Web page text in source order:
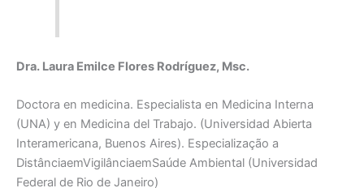
Dra. Laura Emilce Flores Rodríguez, Msc.
Doctora en medicina. Especialista en Medicina Interna
(UNA) y en Medicina del Trabajo. (Universidad Abierta
Interamericana, Buenos Aires). Especialização a
DistânciaemVigilânciaemSaúde Ambiental (Universidad
Federal de Rio de Janeiro)